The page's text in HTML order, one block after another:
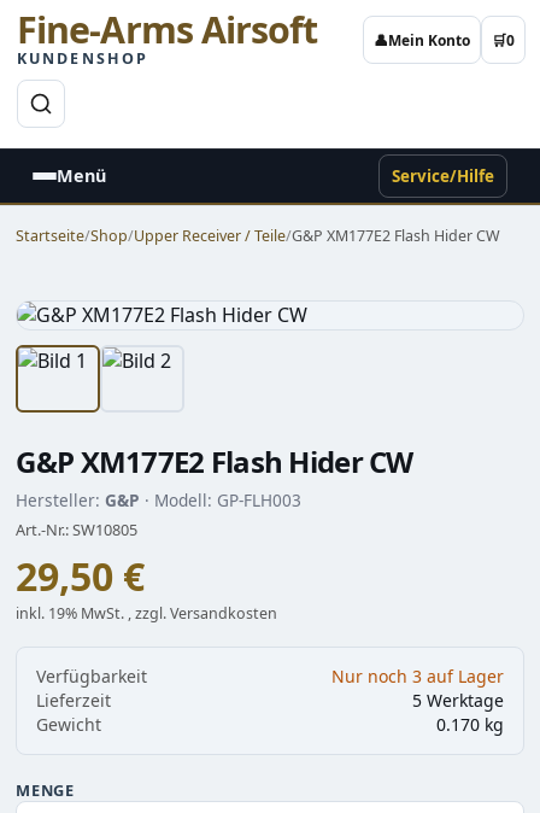
Fine-Arms Airsoft
KUNDENSHOP
👤Mein Konto 🛒0
Menü Service/Hilfe
Startseite/Shop/Upper Receiver / Teile/G&P XM177E2 Flash Hider CW
G&P XM177E2 Flash Hider CW
Hersteller:G&P · Modell: GP-FLH003
Art.-Nr.: SW10805
29,50 €
inkl. 19% MwSt. , zzgl. Versandkosten
Verfügbarkeit
Nur noch 3 auf Lager
Lieferzeit
5 Werktage
Gewicht
0.170 kg
MENGE